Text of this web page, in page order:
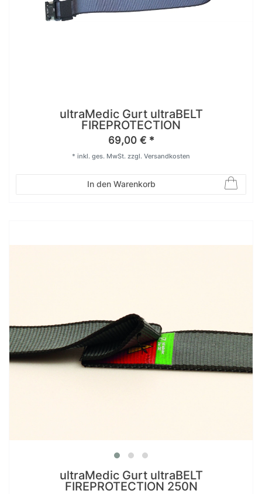
ultraMedic Gurt ultraBELT
FIREPROTECTION
69,00 € *
In den Warenkorb
* inkl. ges. MwSt. zzgl. Versandkosten
ultraMedic Gurt ultraBELT
FIREPROTECTION 250N